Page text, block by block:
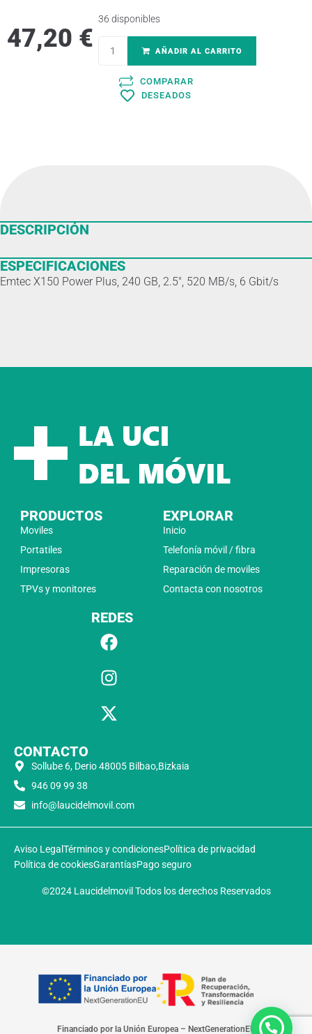
47,20 €
36 disponibles
AÑADIR AL CARRITO
COMPARAR
DESEADOS
DESCRIPCIÓN
ESPECIFICACIONES
Emtec X150 Power Plus, 240 GB, 2.5″, 520 MB/s, 6 Gbit/s
PRODUCTOS
Moviles
Portatiles
Impresoras
TPVs y monitores
EXPLORAR
Inicio
Telefonía móvil / fibra
Reparación de moviles
Contacta con nosotros
REDES
CONTACTO
Sollube 6, Derio 48005 Bilbao,Bizkaia
946 09 99 38
info@laucidelmovil.com
Aviso Legal Términos y condicionesPolítica de privacidad
Política de cookiesGarantíasPago seguro
©2024 Laucidelmovil Todos los derechos Reservados
Financiado por la Unión Europea – NextGenerationEU​